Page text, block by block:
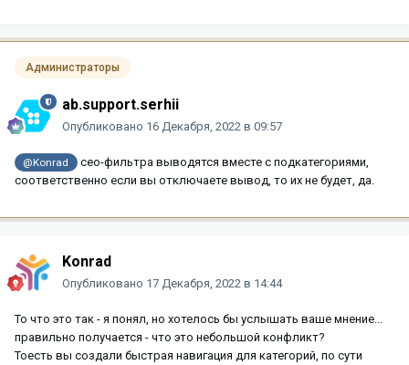
Администраторы
ab.support.serhii
Опубликовано 16 Декабря, 2022 в 09:57
@Konrad
сео-фильтра выводятся вместе с подкатегориями,
соответственно если вы отключаете вывод, то их не будет, да.
Konrad
Опубликовано 17 Декабря, 2022 в 14:44
То что это так - я понял, но хотелось бы услышать ваше мнение...
правильно получается - что это небольшой конфликт?
Тоесть вы создали быстрая навигация для категорий, по сути